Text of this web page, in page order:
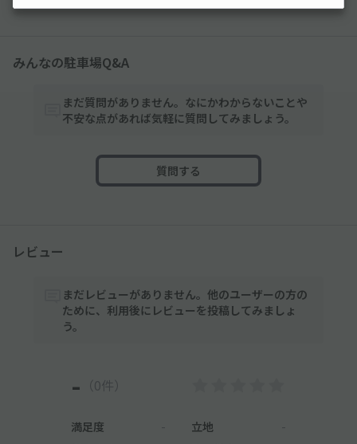
みんなの駐車場Q&A
まだ質問がありません。なにかわからないことや
不安な点があれば気軽に質問してみましょう。
質問する
レビュー
まだレビューがありません。他のユーザーの方の
ために、利用後にレビューを投稿してみましょ
う。
- （0件）
満足度 立地